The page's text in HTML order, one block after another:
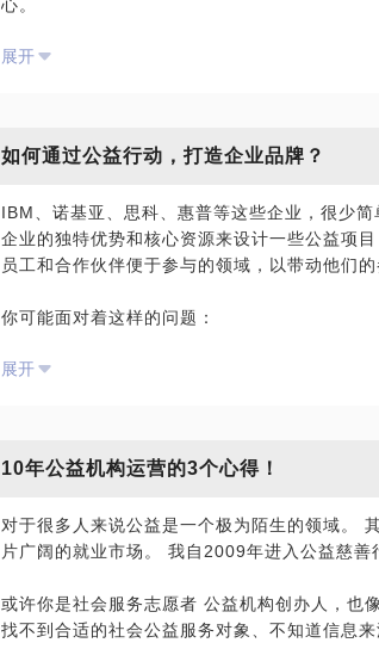
心。
在进行项目设计与管理的过程中，基金会、企
如何开拓和管理伙伴关系，从而寻找资源并与
评价一个公益项目的好坏，要从定位、效果、
评价等多个角度出发。
刻的观察思考，在这里，我愿意与你分享我对
展开
如何通过公益行动，打造企业品牌？
IBM、诺基亚、思科、惠普等这些企业，很少
企业的独特优势和核心资源来设计一些公益项
员工和合作伙伴便于参与的领域，以带动他们的
你可能面对着这样的问题：
重获公众认同，想实实在在做公益，但时间、
等服务，帮助企业在提升品牌价值的同时，实实
对于企业而言，做公益有以下几个好处：
第一，企业践行社会责任感
第三，员工利用公益公益时间，进行亲子活动
展开
10年公益机构运营的3个心得！
对于很多人来说公益是一个极为陌生的领域。
片广阔的就业市场。 我自2009年进入公益慈善
或许你是社会服务志愿者 公益机构创办人，也
找不到合适的社会公益服务对象、不知道信息来